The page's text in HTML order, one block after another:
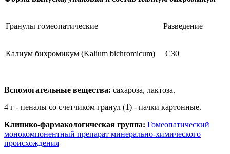
Гранулы гомеопатические Разведение
Калиум бихромикум (Kalium bichromicum) C30
Вспомогательные вещества: сахароза, лактоза.
4 г - пеналы со счетчиком гранул (1) - пачки картонные.
Клинико-фармакологическая группа: Гомеопатический
монокомпонентный препарат минерально-химического
происхождения